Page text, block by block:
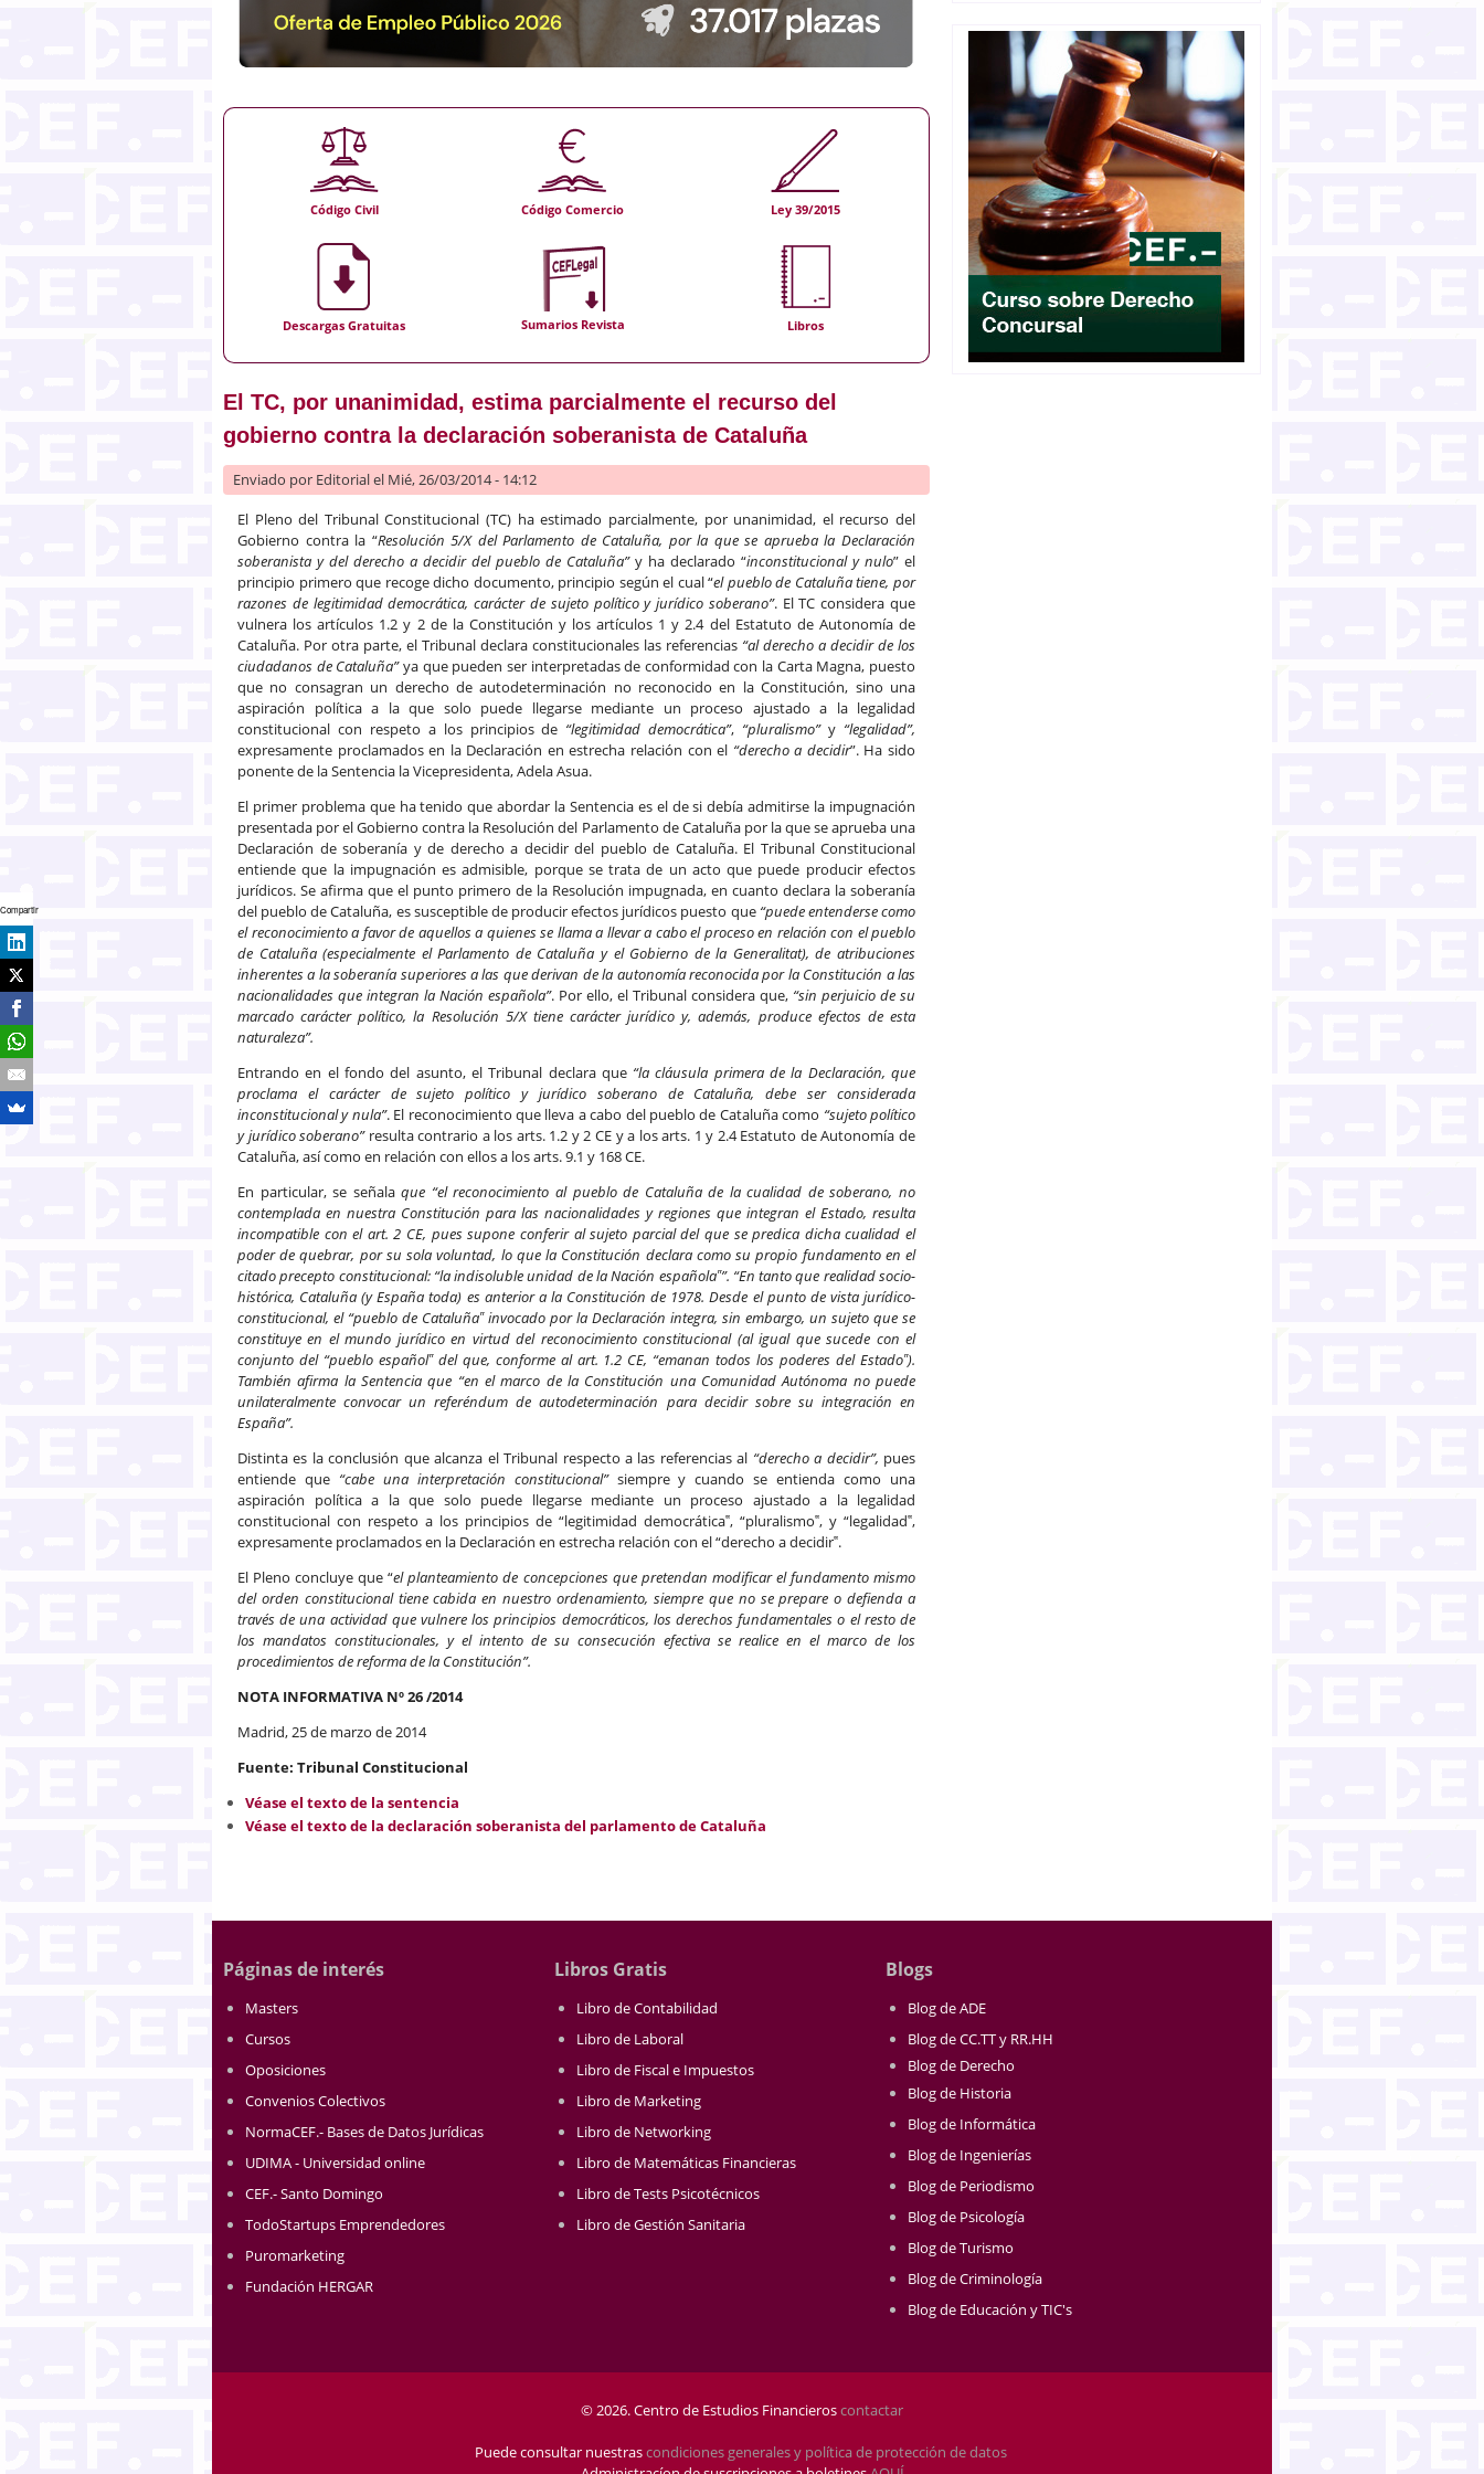
Código Civil Código Comercio Ley 39/2015
Descargas Gratuitas Sumarios Revista Libros
El TC, por unanimidad, estima parcialmente el recurso del
gobierno contra la declaración soberanista de Cataluña
Enviado por Editorialel Mié, 26/03/2014 - 14:12
El Pleno del Tribunal Constitucional (TC) ha estimado parcialmente, por unanimidad, el recurso del
Gobierno contra la “Resolución 5/X del Parlamento de Cataluña, por la que se aprueba la Declaración
soberanista y del derecho a decidir del pueblo de Cataluña” y ha declarado “inconstitucional y nulo” el
principio primero que recoge dicho documento, principio según el cual “el pueblo de Cataluña tiene, por
razones de legitimidad democrática, carácter de sujeto político y jurídico soberano”. El TC considera que
vulnera los artículos 1.2 y 2 de la Constitución y los artículos 1 y 2.4 del Estatuto de Autonomía de
Cataluña. Por otra parte, el Tribunal declara constitucionales las referencias “al derecho a decidir de los
ciudadanos de Cataluña”ya que pueden ser interpretadas de conformidad con la Carta Magna, puesto
que no consagran un derecho de autodeterminación no reconocido en la Constitución, sino una
aspiración política a la que solo puede llegarse mediante un proceso ajustado a la legalidad
constitucional con respeto a los principios de “legitimidad democrática”, “pluralismo”y “legalidad”,
expresamente proclamados en la Declaración en estrecha relación con el “derecho a decidir”. Ha sido
ponente de la Sentencia la Vicepresidenta, Adela Asua.
El primer problema que ha tenido que abordar la Sentencia es el de si debía admitirse la impugnación
presentada por el Gobierno contra la Resolución del Parlamento de Cataluña por la que se aprueba una
Declaración de soberanía y de derecho a decidir del pueblo de Cataluña. El Tribunal Constitucional
entiende que la impugnación es admisible, porque se trata de un acto que puede producir efectos
jurídicos. Se afirma que el punto primero de la Resolución impugnada, en cuanto declara la soberanía
del pueblo de Cataluña, es susceptible de producir efectos jurídicos puesto que “puede entenderse como
el reconocimiento a favor de aquellos a quienes se llama a llevar a cabo el proceso en relación con el pueblo
de Cataluña (especialmente el Parlamento de Cataluña y el Gobierno de la Generalitat), de atribuciones
inherentes a la soberanía superiores a las que derivan de la autonomía reconocida por la Constitución a las
nacionalidades que integran la Nación española”. Por ello, el Tribunal considera que, “sin perjuicio de su
marcado carácter político, la Resolución 5/X tiene carácter jurídico y, además, produce efectos de esta
naturaleza”.
Entrando en el fondo del asunto, el Tribunal declara que “la cláusula primera de la Declaración, que
proclama el carácter de sujeto político y jurídico soberano de Cataluña, debe ser considerada
inconstitucional y nula”. El reconocimiento que lleva a cabo del pueblo de Cataluña como “sujeto político
y jurídico soberano” resulta contrario a los arts. 1.2 y 2 CE y a los arts. 1 y 2.4 Estatuto de Autonomía de
Cataluña, así como en relación con ellos a los arts. 9.1 y 168 CE.
En particular, se señalaque “el reconocimiento al pueblo de Cataluña de la cualidad de soberano, no
contemplada en nuestra Constitución para las nacionalidades y regiones que integran el Estado, resulta
incompatible con el art. 2 CE, pues supone conferir al sujeto parcial del que se predica dicha cualidad el
poder de quebrar, por su sola voluntad, lo que la Constitución declara como su propio fundamento en el
citado precepto constitucional: “la indisoluble unidad de la Nación española‟”. “En tanto que realidad socio-
histórica, Cataluña (y España toda) es anterior a la Constitución de 1978. Desde el punto de vista jurídico-
constitucional, el “pueblo de Cataluña‟ invocado por la Declaración integra, sin embargo, un sujeto que se
constituye en el mundo jurídico en virtud del reconocimiento constitucional (al igual que sucede con el
conjunto del “pueblo español‟ del que, conforme al art. 1.2 CE, “emanan todos los poderes del Estado‟).
También afirma la Sentencia que “en el marco de la Constitución una Comunidad Autónoma no puede
unilateralmente convocar un referéndum de autodeterminación para decidir sobre su integración en
España”.
Distinta es la conclusión que alcanza el Tribunal respecto a las referencias al “derecho a decidir”, pues
entiende que “cabe una interpretación constitucional” siempre y cuando se entienda como una
aspiración política a la que solo puede llegarse mediante un proceso ajustado a la legalidad
constitucional con respeto a los principios de “legitimidad democrática‟, “pluralismo‟, y “legalidad‟,
expresamente proclamados en la Declaración en estrecha relación con el “derecho a decidir‟.
El Pleno concluye que “el planteamiento de concepciones que pretendan modificar el fundamento mismo
del orden constitucional tiene cabida en nuestro ordenamiento, siempre que no se prepare o defienda a
través de una actividad que vulnere los principios democráticos, los derechos fundamentales o el resto de
los mandatos constitucionales, y el intento de su consecución efectiva se realice en el marco de los
procedimientos de reforma de la Constitución”.
NOTA INFORMATIVA Nº 26 /2014
Madrid, 25 de marzo de 2014
Fuente: Tribunal Constitucional
Véase el texto de la sentencia
Véase el texto de la declaración soberanista del parlamento de Cataluña
Páginas de interés
Masters
Cursos
Oposiciones
Convenios Colectivos
NormaCEF.- Bases de Datos Jurídicas
UDIMA - Universidad online
CEF.- Santo Domingo
TodoStartups Emprendedores
Puromarketing
Fundación HERGAR
Libros Gratis
Libro de Contabilidad
Libro de Laboral
Libro de Fiscal e Impuestos
Libro de Marketing
Libro de Networking
Libro de Matemáticas Financieras
Libro de Tests Psicotécnicos
Libro de Gestión Sanitaria
Blogs
Blog de ADE
Blog de CC.TT y RR.HH
Blog de Derecho
Blog de Historia
Blog de Informática
Blog de Ingenierías
Blog de Periodismo
Blog de Psicología
Blog de Turismo
Blog de Criminología
Blog de Educación y TIC's
© 2026. Centro de Estudios Financieroscontactar
Puede consultar nuestrascondiciones generales y política de protección de datos.
Compartir